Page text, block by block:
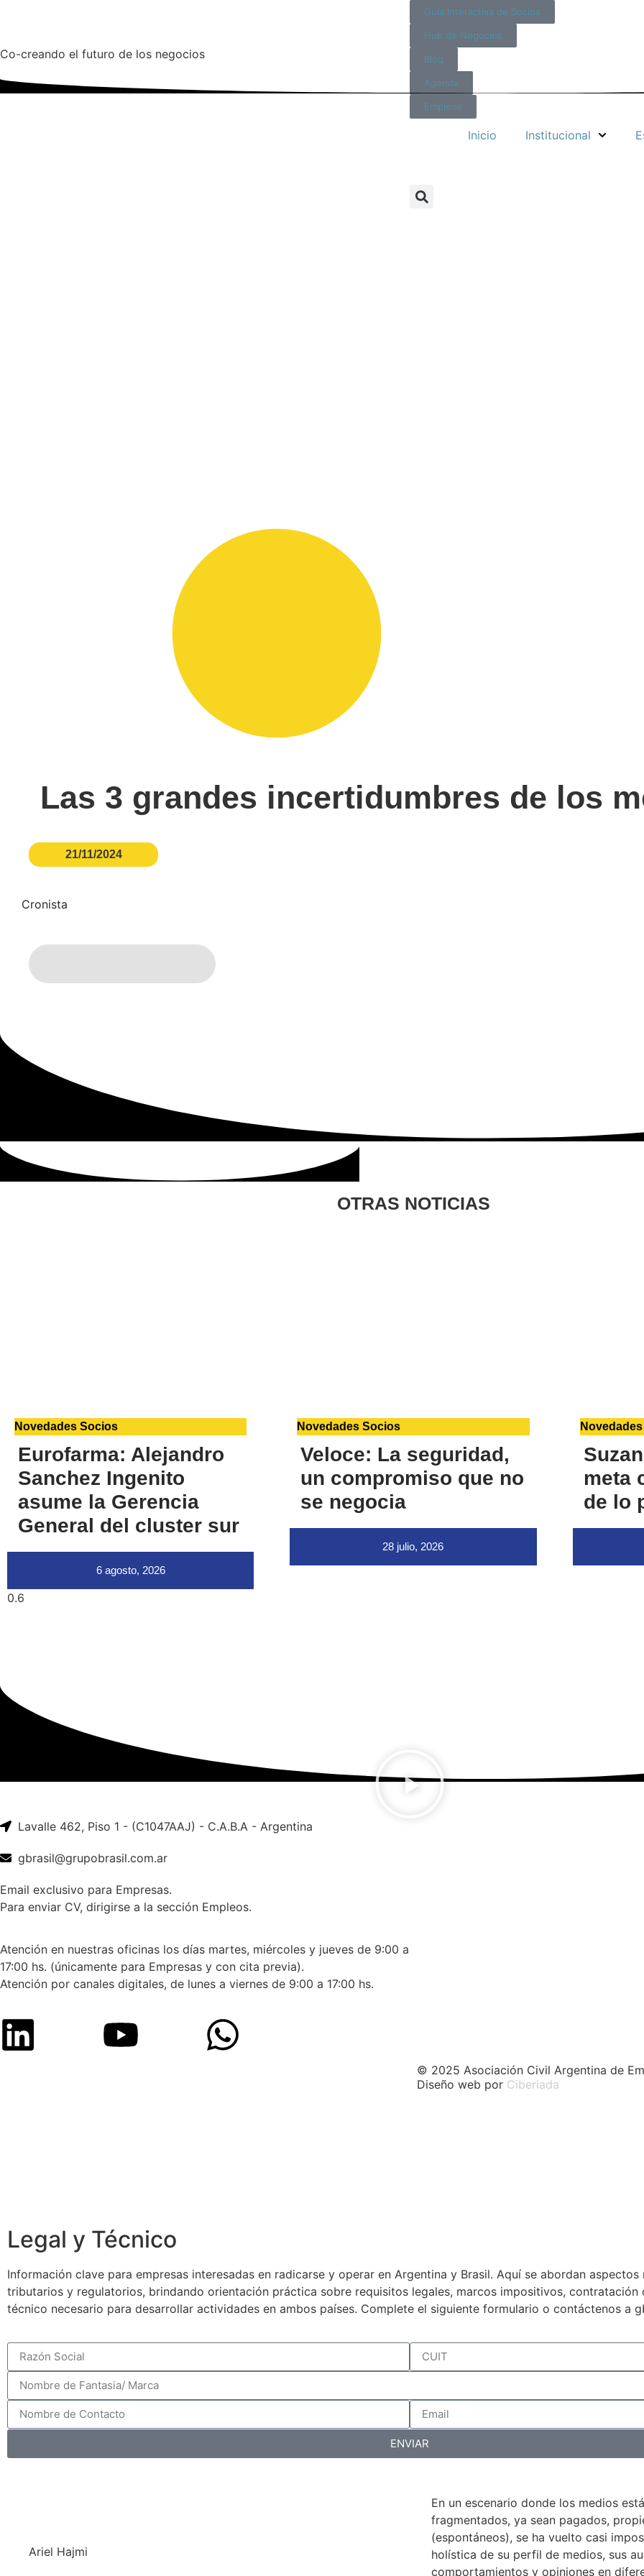
Co-creando el futuro de los negocios
Guía Interactiva de Socios
Hub de Negocios
Blog
Agenda
Empleos
Inicio Institucional
Las 3 grandes incertidumbres de los
21/11/2024
Cronista
OTRAS NOTICIAS
Novedades Socios
Eurofarma: Alejandro
Sanchez Ingenito
asume la Gerencia
General del cluster sur
6 agosto, 2026
Novedades Socios
Veloce: La seguridad,
un compromiso que no
se negocia
28 julio, 2026
meta
de lo
Lavalle 462, Piso 1 - (C1047AAJ) - C.A.B.A - Argentina
gbrasil@grupobrasil.com.ar
Email exclusivo para Empresas.
Para enviar CV, dirigirse a la sección Empleos.
Atención en nuestras oficinas los días martes, miércoles y jueves de 9:00 a
17:00 hs. (únicamente para Empresas y con cita previa).
Atención por canales digitales, de lunes a viernes de 9:00 a 17:00 hs.
© 2025 Asociación Civil Argentina de
Diseño web por Ciberiada
Legal y Técnico
Información clave para empresas interesadas en radicarse y operar en Argentina y Brasil. Aquí se abordan
tributarios y regulatorios, brindando orientación práctica sobre requisitos legales, marcos impositivos, contratación
técnico necesario para desarrollar actividades en ambos países. Complete el siguiente formulario o contáctenos a
ENVIAR
Ariel Hajmi
En un escenario donde los medios
fragmentados, ya sean pagados,
(espontáneos), se ha vuelto casi
holística de su perfil de medios, sus
comportamientos y opiniones en